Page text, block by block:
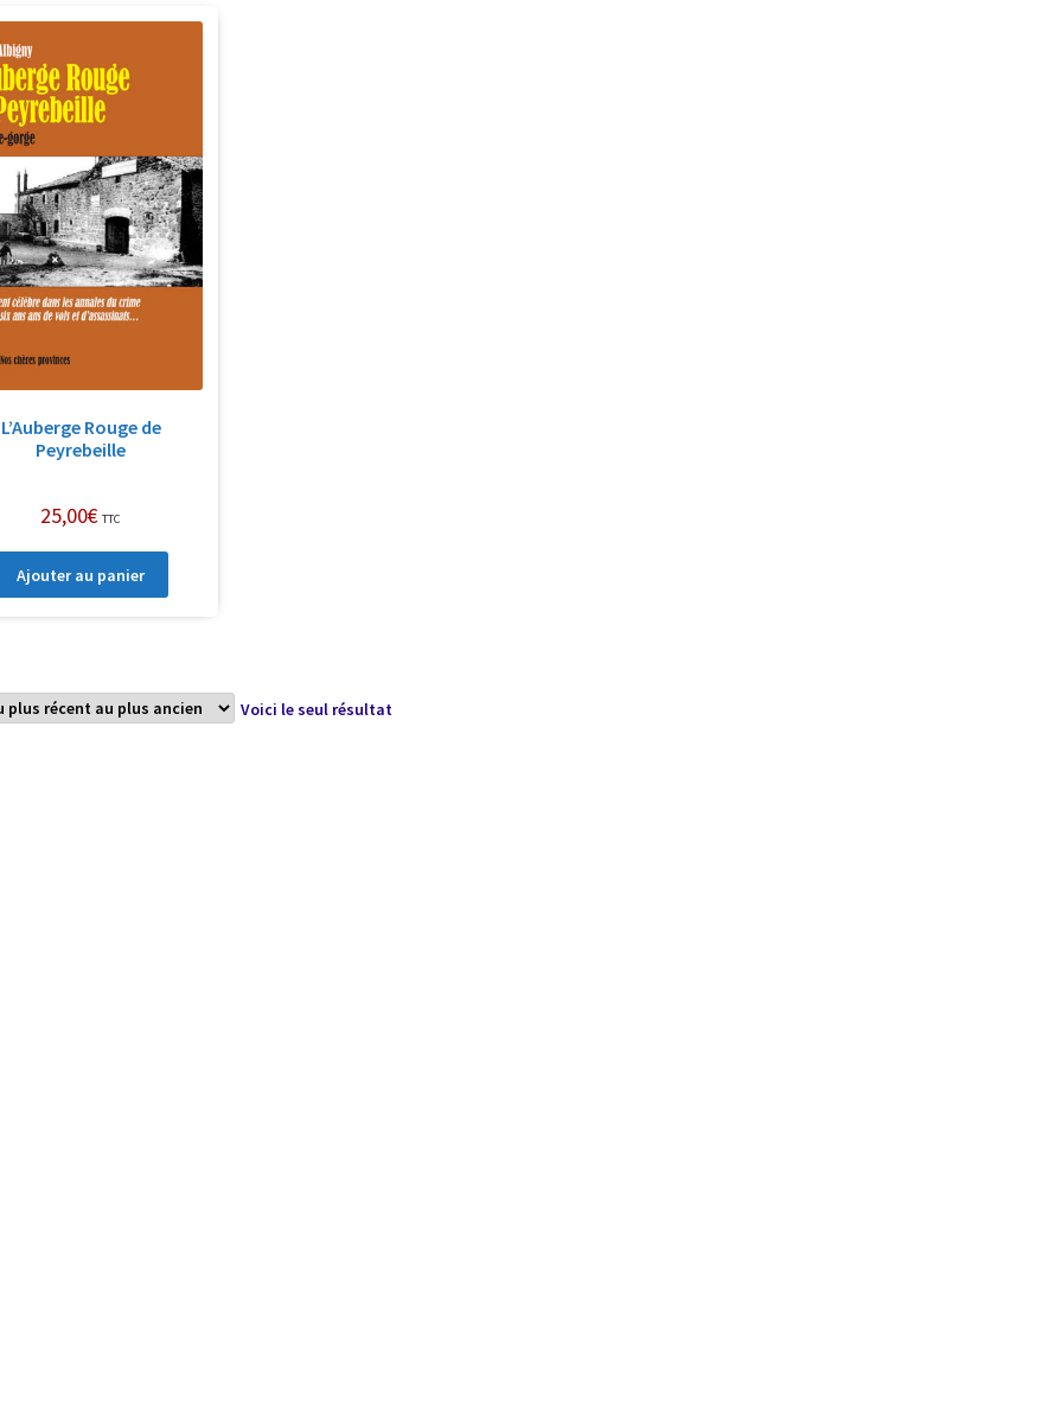
L’Auberge Rouge de
Peyrebeille
25,00€ TTC
Ajouter au panier
Voici le seul résultat